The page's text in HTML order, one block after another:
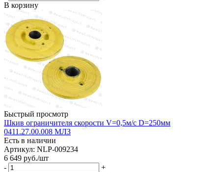
В корзину
Быстрый просмотр
Шкив ограничителя скорости V=0,5м/с D=250мм
0411.27.00.008 МЛЗ
Есть в наличии
Артикул: NLP-009234
6 649 руб./шт
-
+